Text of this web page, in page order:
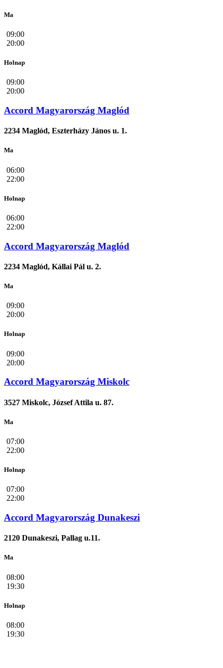
Ma
09:00
20:00
Holnap
09:00
20:00
Accord Magyarország Maglód
2234 Maglód, Eszterházy János u. 1.
Ma
06:00
22:00
Holnap
06:00
22:00
Accord Magyarország Maglód
2234 Maglód, Kállai Pál u. 2.
Ma
09:00
20:00
Holnap
09:00
20:00
Accord Magyarország Miskolc
3527 Miskolc, József Attila u. 87.
Ma
07:00
22:00
Holnap
07:00
22:00
Accord Magyarország Dunakeszi
2120 Dunakeszi, Pallag u.11.
Ma
08:00
19:30
Holnap
08:00
19:30